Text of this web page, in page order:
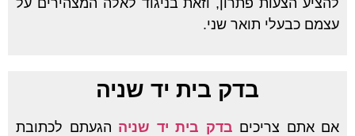
להציע הצעות פתרון, וזאת בניגוד לאלה המצהירים על
עצמם כבעלי תואר שני.
בדק בית יד שניה
אם אתם צריכים בדק בית יד שניה הגעתם לכתובת